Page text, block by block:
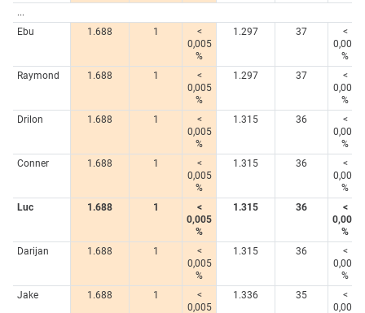
...
Ebu
1.688 1
<
0,005
%
1.297 37
<
0,005
%
Raymond
1.688 1
<
0,005
%
1.297 37
<
0,005
%
Drilon
1.688 1
<
0,005
%
1.315 36
<
0,005
%
Conner
1.688 1
<
0,005
%
1.315 36
<
0,005
%
Luc
1.688 1
<
0,005
%
1.315 36
<
0,005
%
Darijan
1.688 1
<
0,005
%
1.315 36
<
0,005
%
Jake
1.688 1
<
0,005
1.336 35
<
0,005